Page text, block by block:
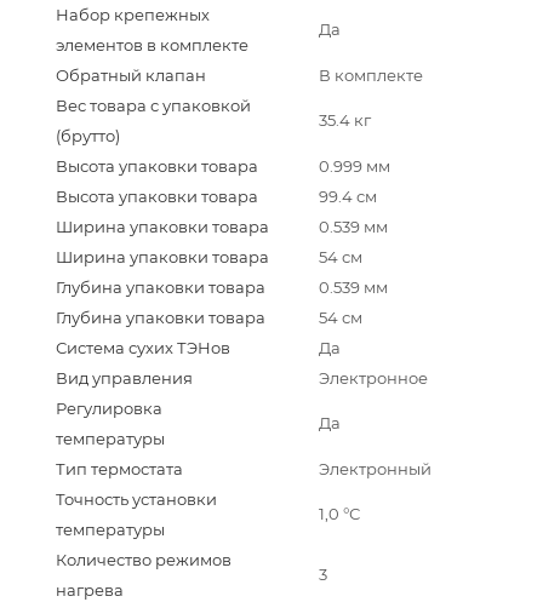
Набор крепежных
элементов в комплекте
Да
Обратный клапан
В комплекте
Вес товара с упаковкой
(брутто)
35.4 кг
Высота упаковки товара
0.999 мм
Высота упаковки товара
99.4 см
Ширина упаковки товара
0.539 мм
Ширина упаковки товара
54 см
Глубина упаковки товара
0.539 мм
Глубина упаковки товара
54 см
Система сухих ТЭНов
Да
Вид управления
Электронное
Регулировка
температуры
Да
Тип термостата
Электронный
Точность установки
температуры
1,0 °С
Количество режимов
нагрева
3